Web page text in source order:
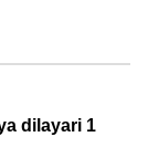
dilayari 1